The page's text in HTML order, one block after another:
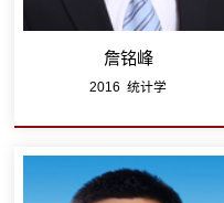
詹铭峰
2016 统计学